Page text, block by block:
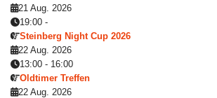
21 Aug. 2026
19:00 -
Steinberg Night Cup 2026
22 Aug. 2026
13:00 - 16:00
Oldtimer Treffen
22 Aug. 2026